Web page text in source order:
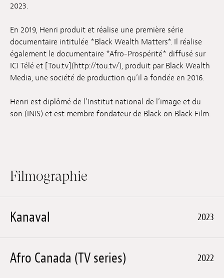
2023.
En 2019, Henri produit et réalise une première série
documentaire intitulée *Black Wealth Matters*. Il réalise
également le documentaire *Afro-Prospérité* diffusé sur
ICI Télé et [Tou.tv](http://tou.tv/), produit par Black Wealth
Media, une société de production qu’il a fondée en 2016.
Henri est diplômé de l’Institut national de l’image et du
son (INIS) et est membre fondateur de Black on Black Film.
Filmographie
Kanaval 2023
Afro Canada (TV series) 2022